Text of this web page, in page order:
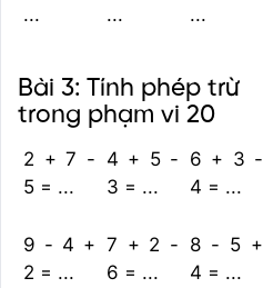
...
...
...
Bài 3: Tính phép trừ
trong phạm vi 20
2 + 7 -
5 = ...
4 + 5 -
3 = ...
6 + 3 -
4 = ...
9 - 4 +
2 = ...
7 + 2 -
6 = ...
8 - 5 +
4 = ...